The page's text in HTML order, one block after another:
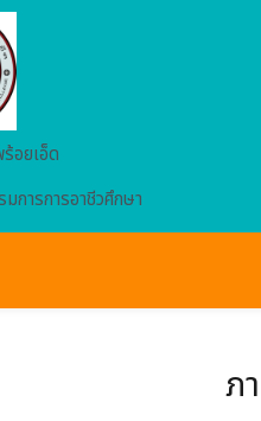
อยเอ็ด
การการอาชีวศึกษา
ภ